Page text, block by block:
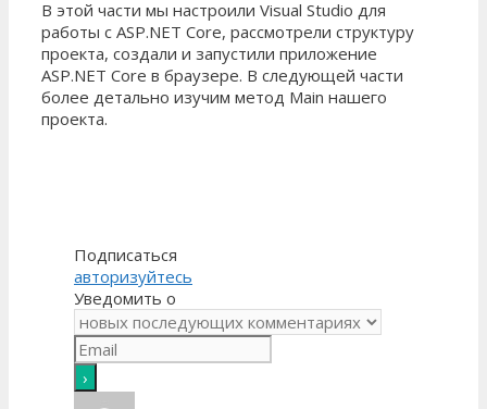
В этой части мы настроили Visual Studio для
работы с ASP.NET Core, рассмотрели структуру
проекта, создали и запустили приложение
ASP.NET Core в браузере. В следующей части
более детально изучим метод Main нашего
проекта.
Подписаться
авторизуйтесь
Уведомить о